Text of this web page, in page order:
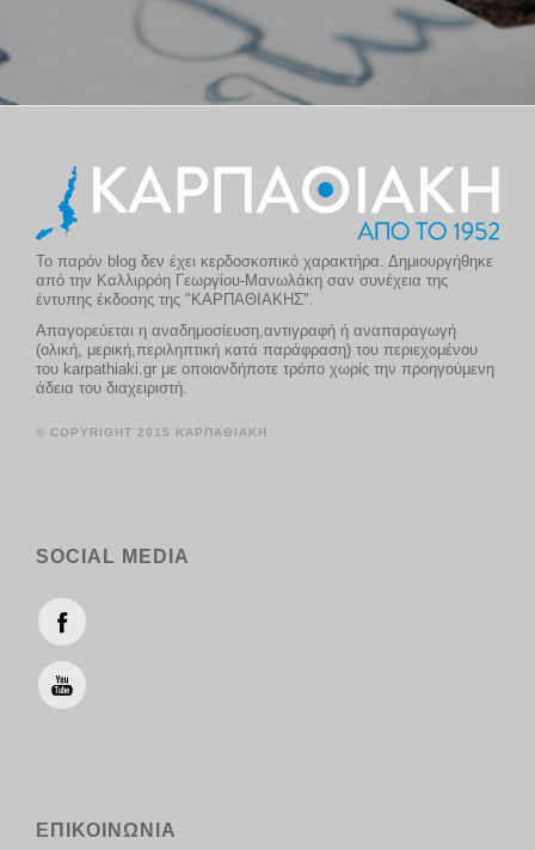
Το παρόν blog δεν έχει κερδοσκοπικό χαρακτήρα. Δημιουργήθηκε
από την Καλλιρρόη Γεωργίου-Μανωλάκη σαν συνέχεια της
έντυπης έκδοσης της "ΚΑΡΠΑΘΙΑΚΗΣ".
Απαγορεύεται η αναδημοσίευση,αντιγραφή ή αναπαραγωγή
(ολική, μερική,περιληπτική κατά παράφραση) του περιεχομένου
του karpathiaki.gr με οποιονδήποτε τρόπο χωρίς την προηγούμενη
άδεια του διαχειριστή.
© COPYRIGHT 2015 ΚΑΡΠΑΘΙΑΚΗ
SOCIAL MEDIA
ΕΠΙΚΟΙΝΩΝΙΑ